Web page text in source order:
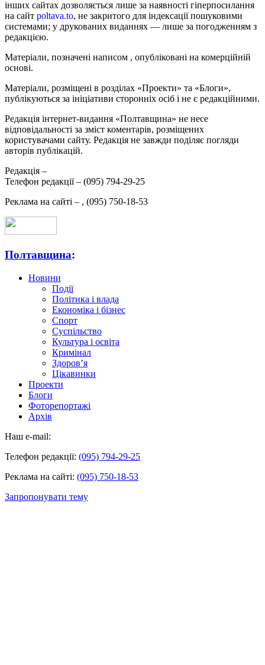
інших сайтах дозволяється лише за наявності гіперпосилання
на сайт poltava.to, не закритого для індексації пошуковими
системами; у друкованих виданнях — лише за погодженням з
редакцією.
Матеріали, позначені написом , опубліковані на комерційній
основі.
Матеріали, розміщені в розділах «Проекти» та «Блоги»,
публікуються за ініціативи сторонніх осіб і не є редакційними.
Редакція інтернет-видання «Полтавщина» не несе
відповідальності за зміст коментарів, розміщених
користувачами сайту. Редакція не завжди поділяє погляди
авторів публікацій.
Редакція –
Телефон редакції – (095) 794-29-25
Реклама на сайті – , (095) 750-18-53
Полтавщина:
Новини
Події
Політика і влада
Економіка і бізнес
Спорт
Суспільство
Культура і освіта
Кримінал
Здоров’я
Цікавинки
Проекти
Блоги
Фоторепортажі
Архів
Наш e-mail:
Телефон редакції: (095) 794-29-25
Реклама на сайті: (095) 750-18-53
Запропонувати тему